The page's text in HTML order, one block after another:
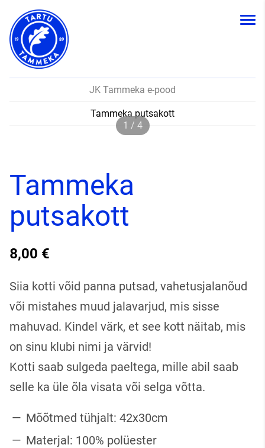
JK Tammeka e-pood
Tammeka putsakott
1 / 4
Tammeka
putsakott
8,00 €
Siia kotti võid panna putsad, vahetusjalanõud
või mistahes muud jalavarjud, mis sisse
mahuvad. Kindel värk, et see kott näitab, mis
on sinu klubi nimi ja värvid!
Kotti saab sulgeda paeltega, mille abil saab
selle ka üle õla visata või selga võtta.
Mõõtmed tühjalt: 42x30cm
Materjal: 100% polüester